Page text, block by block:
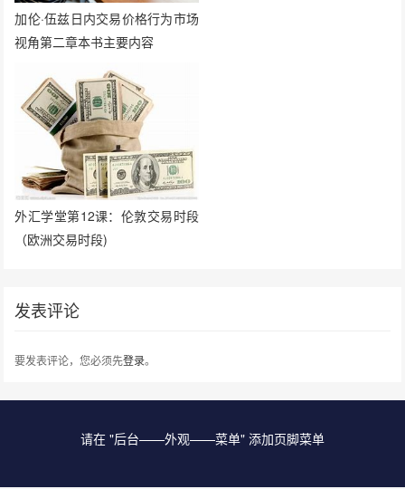
加伦·伍兹日内交易价格行为市场
视角第二章本书主要内容
外汇学堂第12课：伦敦交易时段
（欧洲交易时段)
发表评论
要发表评论，您必须先登录。
请在 "后台——外观——菜单" 添加页脚菜单